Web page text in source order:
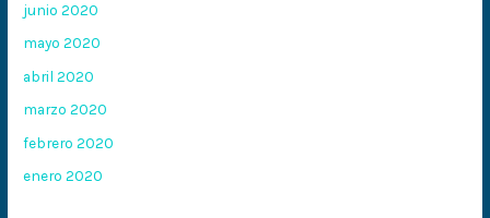
junio 2020
mayo 2020
abril 2020
marzo 2020
febrero 2020
enero 2020